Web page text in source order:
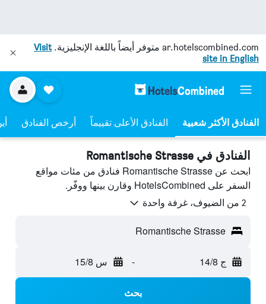
ar.hotelscombined.com متوفر أيضاً باللغة الإنجليزية.Visit
site in English
الفنادق الأعلى تقييماً أرخص الفنادق
الفنادق في Romantische Strasse
ابحث عن Romantische Strasse فنادق من مئات مواقع
السفر على HotelsCombined وقارن بينها ووفّر.
2 من الضيوف، غرفة واحدة
Romantische Strasse
ج 14/8 - س 15/8
بحث